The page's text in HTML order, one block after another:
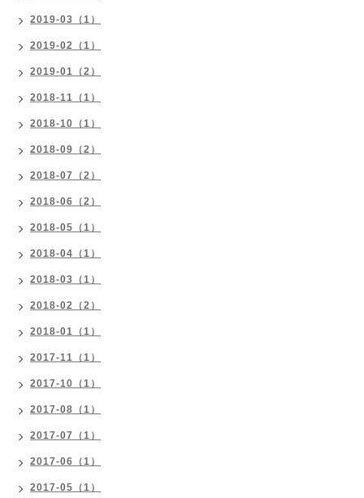
2019-03（1）
2019-02（1）
2019-01（2）
2018-11（1）
2018-10（1）
2018-09（2）
2018-07（2）
2018-06（2）
2018-05（1）
2018-04（1）
2018-03（1）
2018-02（2）
2018-01（1）
2017-11（1）
2017-10（1）
2017-08（1）
2017-07（1）
2017-06（1）
2017-05（1）